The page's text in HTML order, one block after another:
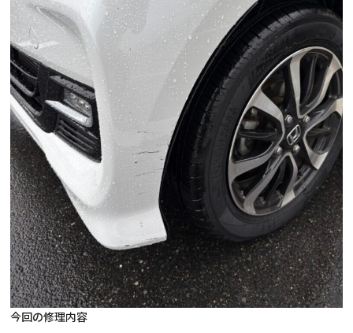
今回の修理内容